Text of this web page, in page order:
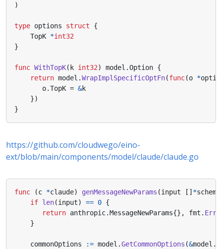
)
type options struct
{
TopK *int32
}
func WithTopK( k int32) model .Option {
return model .WrapImplSpecificOptFn(func(o *
o.TopK = &k
})
}
https://github.com/cloudwego/eino-
ext/blob/main/components/model/claude/claude.go
func (c *claude) genMessageNewParams (input [] *schema
if len(input) == 0 {
return anthropic.MessageNewParams{}, fmt .
}
commonOptions := model .GetCommonOptions (&model .